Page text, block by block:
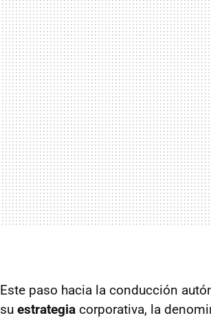
Este paso hacia la conducción
su estrategia corporativa, la